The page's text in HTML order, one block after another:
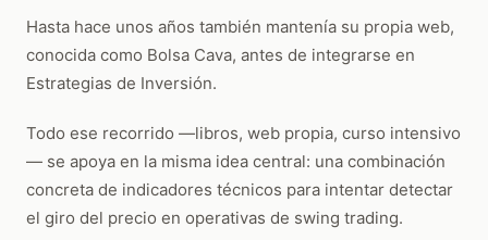
Hasta hace unos años también mantenía su propia web,
conocida como Bolsa Cava, antes de integrarse en
Estrategias de Inversión.
Todo ese recorrido —libros, web propia, curso intensivo
— se apoya en la misma idea central: una combinación
concreta de indicadores técnicos para intentar detectar
el giro del precio en operativas de swing trading.